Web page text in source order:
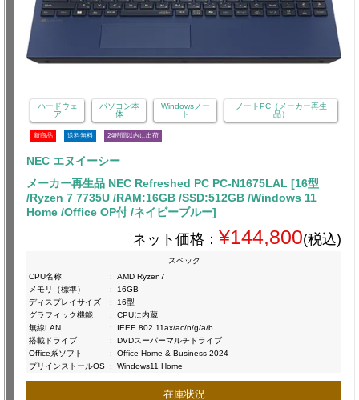
ハードウェ
ア
パソコン本
体
Windowsノー
ト
ノートPC（メーカー再生
品）
新商品 送料無料 24時間以内に出荷
NEC エヌイーシー
メーカー再生品 NEC Refreshed PC PC-N1675LAL [16型
/Ryzen 7 7735U /RAM:16GB /SSD:512GB /Windows 11
Home /Office OP付 /ネイビーブルー]
ネット価格： ¥144,800(税込)
スペック
CPU名称
:
AMD Ryzen7
メモリ（標準）
:
16GB
ディスプレイサイズ
:
16型
グラフィック機能
:
CPUに内蔵
無線LAN
:
IEEE 802.11ax/ac/n/g/a/b
搭載ドライブ
:
DVDスーパーマルチドライブ
Office系ソフト
:
Office Home & Business 2024
プリインストールOS : Windows11 Home
在庫状況